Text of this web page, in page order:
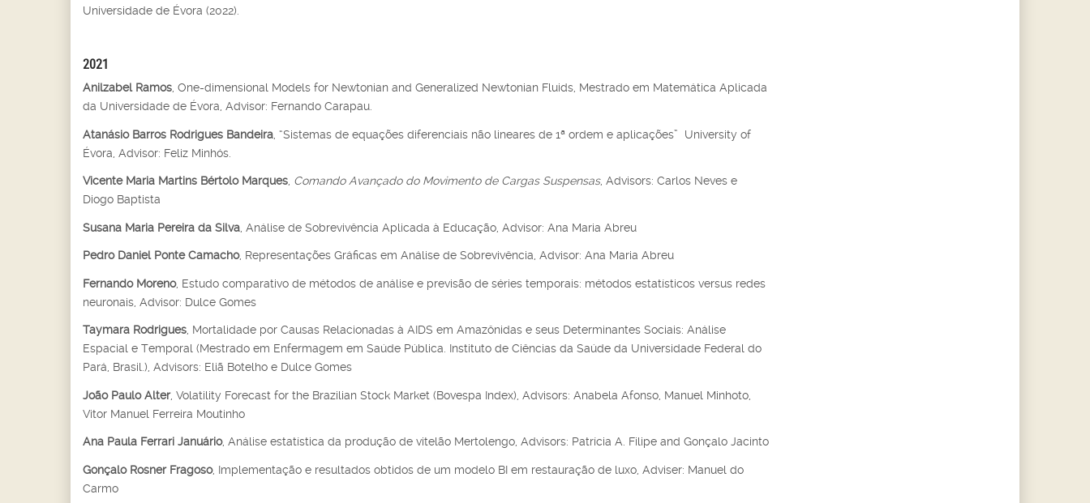
Universidade de Évora (2022).
2021
Anilzabel Ramos, One-dimensional Models for Newtonian and Generalized Newtonian Fluids, Mestrado em Matemática Aplicada
da Universidade de Évora, Advisor: Fernando Carapau.
Atanásio Barros Rodrigues Bandeira , “Sistemas de equações diferenciais não lineares de 1ª ordem e aplicações” University of
Évora, Advisor: Feliz Minhós.
Vicente Maria Martins Bértolo Marques, Comando Avançado do Movimento de Cargas Suspensas, Advisors: Carlos Neves e
Diogo Baptista
Susana Maria Pereira da Silva , Análise de Sobrevivência Aplicada à Educação, Advisor: Ana Maria Abreu
Pedro Daniel Ponte Camacho, Representações Gráficas em Análise de Sobrevivência, Advisor: Ana Maria Abreu
Fernando Moreno, Estudo comparativo de métodos de análise e previsão de séries temporais: métodos estatísticos versus redes
neuronais, Advisor: Dulce Gomes
Taymara Rodrigues, Mortalidade por Causas Relacionadas à AIDS em Amazônidas e seus Determinantes Sociais: Análise
Espacial e Temporal (Mestrado em Enfermagem em Saúde Pública. Instituto de Ciências da Saúde da Universidade Federal do
Pará, Brasil.), Advisors: Eliã Botelho e Dulce Gomes
João Paulo Alter, Volatility Forecast for the Brazilian Stock Market (Bovespa Index), Advisors: Anabela Afonso, Manuel Minhoto,
Vitor Manuel Ferreira Moutinho
Ana Paula Ferrari Januário, Análise estatística da produção de vitelão Mertolengo, Advisors: Patrícia A. Filipe and Gonçalo Jacinto
Gonçalo Rosner Fragoso, Implementação e resultados obtidos de um modelo BI em restauração de luxo, Adviser: Manuel do
Carmo